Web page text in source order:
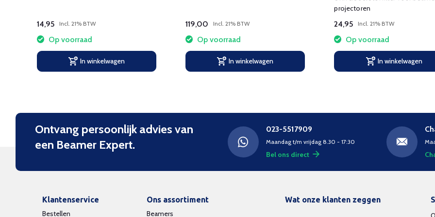
14,95 Incl. 21% BTW
Op voorraad
In winkelwagen
119,00 Incl. 21% BTW
Op voorraad
In winkelwagen
projectoren
24,95 Incl. 21% BTW
Op voorraad
In winkelwagen
Ontvang persoonlijk advies van
een Beamer Expert.
023-5517909
Maandag t/m vrijdag 8.30 - 17:30
Bel ons direct
Klantenservice
Bestellen
Ons assortiment
Beamers
Wat onze klanten zeggen